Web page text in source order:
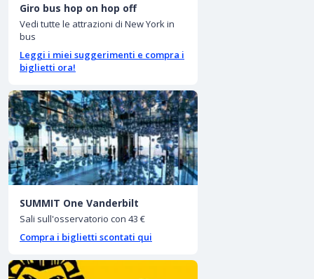
Giro bus hop on hop off
Vedi tutte le attrazioni di New York in
bus
Leggi i miei suggerimenti e compra i
biglietti ora!
SUMMIT One Vanderbilt
Sali sull'osservatorio con 43 €
Compra i biglietti scontati qui